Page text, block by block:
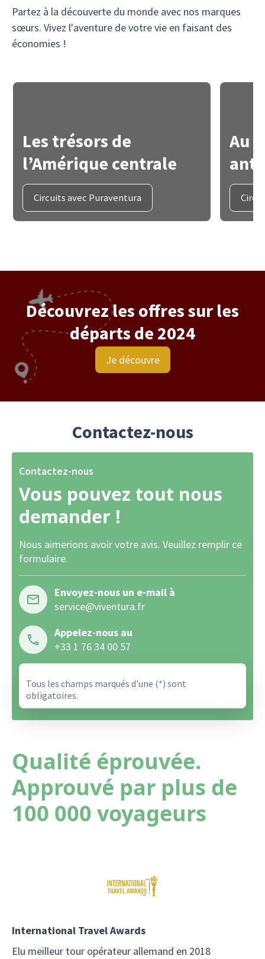
Partez à la découverte du monde avec nos marques
sœurs. Vivez l'aventure de votre vie en faisant des
économies !
Les trésors de
l’Amérique centrale
Circuits avec Puraventura
Au
Découvrez les offres sur les
départs de 2024
Je découvre
Contactez-nous
Contactez-nous
Vous pouvez tout nous
demander !
Nous aimerions avoir votre avis. Veuillez remplir ce
formulaire.
Envoyez-nous un e-mail à
service@viventura.fr
Appelez-nous au
+33 1 76 34 00 57
Tous les champs marqués d'une (*) sont
obligatoires.
Qualité éprouvée.
Approuvé par plus de
100 000 voyageurs
International Travel Awards
Elu meilleur tour opérateur allemand en 2018